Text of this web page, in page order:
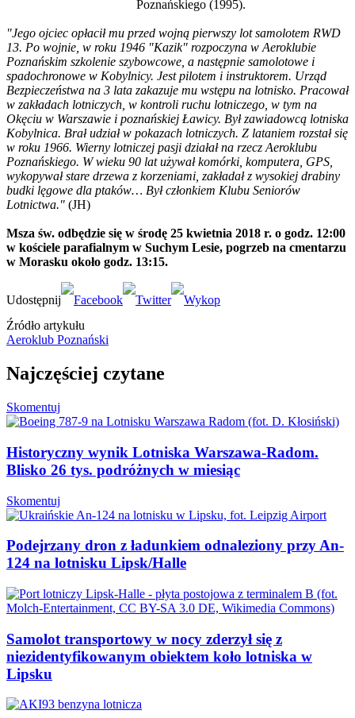
Poznańskiego (1995).
"Jego ojciec opłacił mu przed wojną pierwszy lot samolotem RWD
13. Po wojnie, w roku 1946 "Kazik" rozpoczyna w Aeroklubie
Poznańskim szkolenie szybowcowe, a następnie samolotowe i
spadochronowe w Kobylnicy. Jest pilotem i instruktorem. Urząd
Bezpieczeństwa na 3 lata zakazuje mu wstępu na lotnisko. Pracował
w zakładach lotniczych, w kontroli ruchu lotniczego, w tym na
Okęciu w Warszawie i poznańskiej Ławicy. Był zawiadowcą lotniska
Kobylnica. Brał udział w pokazach lotniczych. Z lataniem rozstał się
w roku 1966. Wierny lotniczej pasji działał na rzecz Aeroklubu
Poznańskiego. W wieku 90 lat używał komórki, komputera, GPS,
wykopywał stare drzewa z korzeniami, zakładał z wysokiej drabiny
budki lęgowe dla ptaków… Był członkiem Klubu Seniorów
Lotnictwa." (JH)
Msza św. odbędzie się w środę 25 kwietnia 2018 r. o godz. 12:00
w kościele parafialnym w Suchym Lesie, pogrzeb na cmentarzu
w Morasku około godz. 13:15.
Źródło artykułu
Aeroklub Poznański
Najczęściej czytane
Skomentuj
Historyczny wynik Lotniska Warszawa-Radom.
Blisko 26 tys. podróżnych w miesiąc
Skomentuj
Podejrzany dron z ładunkiem odnaleziony przy An-
124 na lotnisku Lipsk/Halle
Samolot transportowy w nocy zderzył się z
niezidentyfikowanym obiektem koło lotniska w
Lipsku